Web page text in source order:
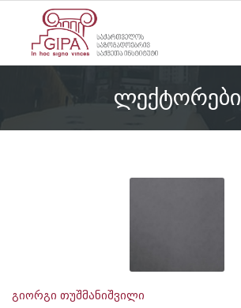
ლექტორები
გიორგი თუშმანიშვილი